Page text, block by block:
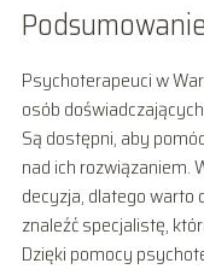
Podsumowanie
Psychoterapeuci w
osób
Są dostępni, aby
nad ich rozwiązaniem.
decyzja, dlatego warto
znaleźć specjalistę,
Dzięki pomocy